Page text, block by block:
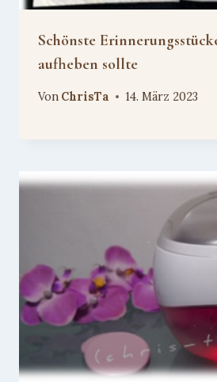
Schönste
aufheben sollte
Von ChrisTa 14. März 2023